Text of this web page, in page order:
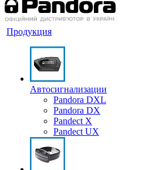
Продукция
Автосигнализации
Pandora DXL
Pandora DX
Pandect X
Pandect UX